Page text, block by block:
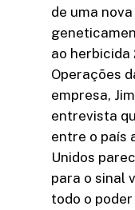
de uma
ao herbicida
Operações
empresa,
entrevista
entre o país
Unidos
para o sinal
todo o